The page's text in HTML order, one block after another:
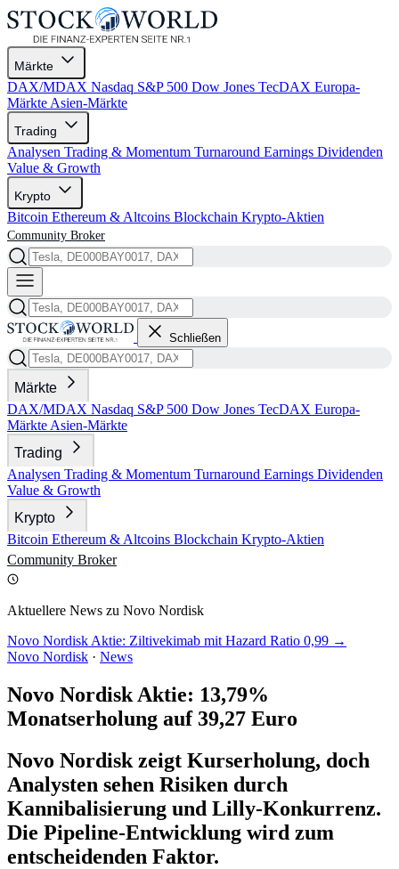
Märkte
DAX/MDAX Nasdaq S&P 500 Dow Jones TecDAX Europa-
Märkte Asien-Märkte
Trading
Analysen Trading & Momentum Turnaround Earnings Dividenden
Value & Growth
Krypto
Bitcoin Ethereum & Altcoins Blockchain Krypto-Aktien
Community Broker
Schließen
Märkte
DAX/MDAX Nasdaq S&P 500 Dow Jones TecDAX Europa-
Märkte Asien-Märkte
Trading
Analysen Trading & Momentum Turnaround Earnings Dividenden
Value & Growth
Krypto
Bitcoin Ethereum & Altcoins Blockchain Krypto-Aktien
Community Broker
Aktuellere News zu Novo Nordisk
Novo Nordisk Aktie: Ziltivekimab mit Hazard Ratio 0,99 →
Novo Nordisk · News
Novo Nordisk Aktie: 13,79%
Monatserholung auf 39,27 Euro
Novo Nordisk zeigt Kurserholung, doch
Analysten sehen Risiken durch
Kannibalisierung und Lilly-Konkurrenz.
Die Pipeline-Entwicklung wird zum
entscheidenden Faktor.